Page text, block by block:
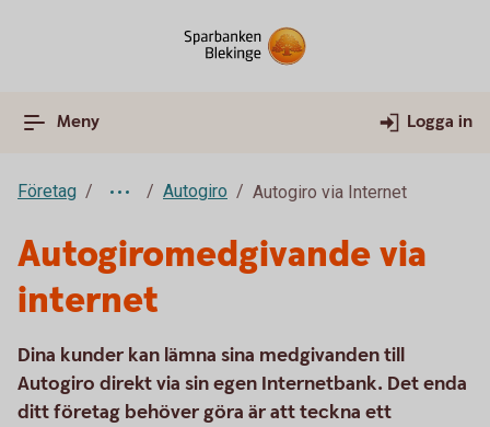
Meny Logga in
Företag Autogiro Autogiro via Internet
Autogiromedgivande via
internet
Dina kunder kan lämna sina medgivanden till
Autogiro direkt via sin egen Internetbank. Det enda
ditt företag behöver göra är att teckna ett